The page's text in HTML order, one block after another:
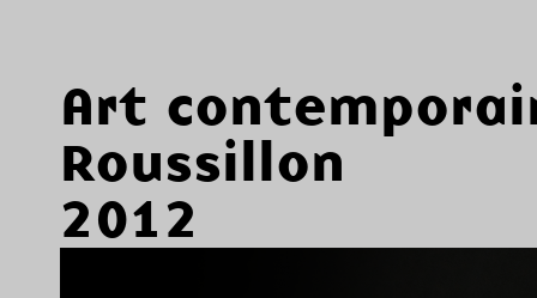
Art
Roussillon
2012